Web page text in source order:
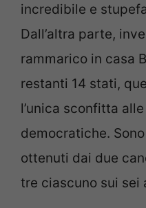
incredibile e
Dall’altra parte,
rammarico in casa
restanti 14 stati,
l’unica sconfitta
democratiche.
ottenuti dai due
tre ciascuno sui sei